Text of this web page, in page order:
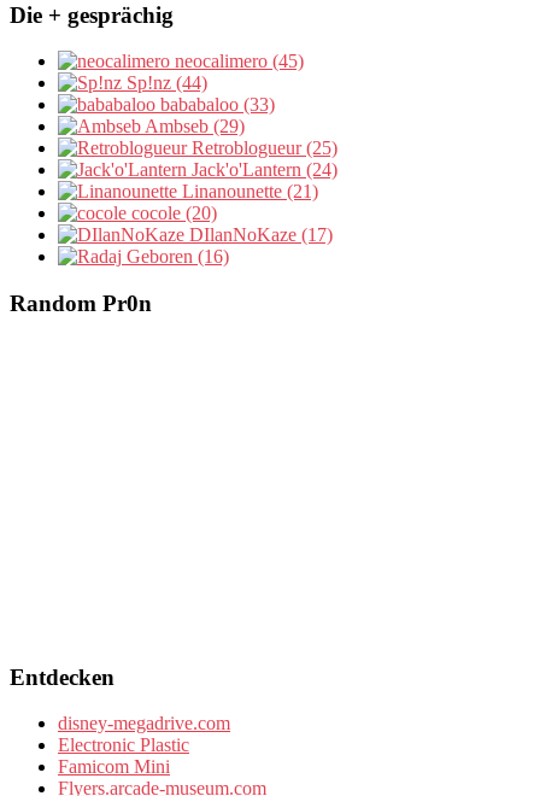
Die + gesprächig
neocalimero (45)
Sp!nz (44)
bababaloo (33)
Ambseb (29)
Retroblogueur (25)
Jack'o'Lantern (24)
Linanounette (21)
cocole (20)
DIlanNoKaze (17)
Geboren (16)
Random Pr0n
Entdecken
disney-megadrive.com
Electronic Plastic
Famicom Mini
Flyers.arcade-museum.com